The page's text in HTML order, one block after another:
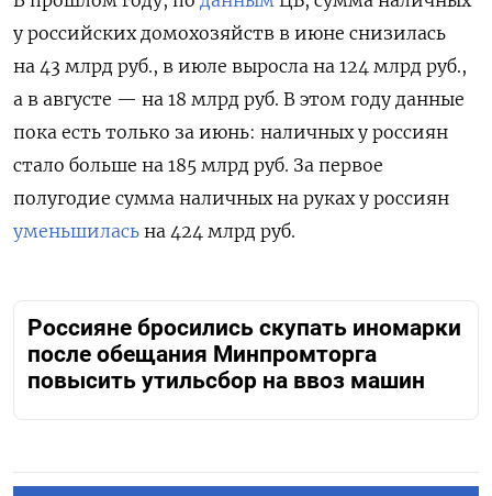
у российских домохозяйств в июне снизилась
на 43 млрд руб., в июле выросла на 124 млрд руб.,
а в августе — на 18 млрд руб. В этом году данные
пока есть только за июнь: наличных у россиян
стало больше на 185 млрд руб. За первое
полугодие сумма наличных на руках у россиян
уменьшилась на 424 млрд руб.
Россияне бросились скупать иномарки
после обещания Минпромторга
повысить утильсбор на ввоз машин